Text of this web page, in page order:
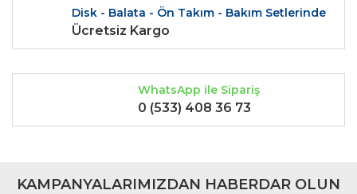
Disk - Balata - Ön Takım - Bakım Setlerinde
Ücretsiz Kargo
WhatsApp ile Sipariş
0 (533) 408 36 73
KAMPANYALARIMIZDAN HABERDAR OLUN